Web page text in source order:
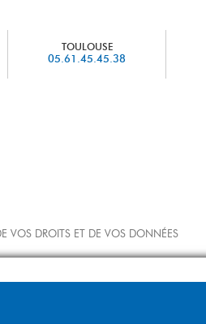
TOULOUSE
05.61.45.45.38
VOS DROITS ET DE VOS DONNÉES